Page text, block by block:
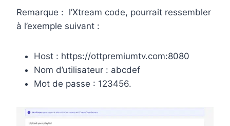
Remarque : l’Xtream code, pourrait ressembler
à l’exemple suivant :
Host : https://ottpremiumtv.com:8080
Nom d’utilisateur : abcdef
Mot de passe : 123456.